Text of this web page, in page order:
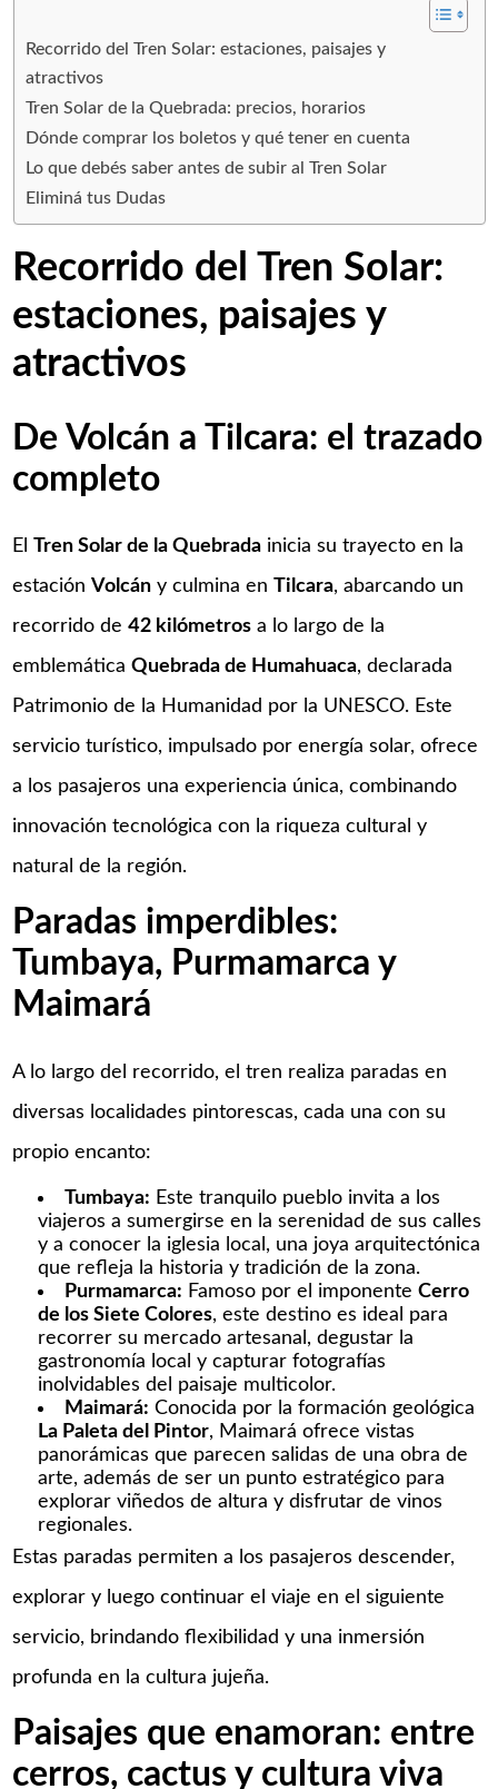
Recorrido del Tren Solar: estaciones, paisajes y
atractivos
Tren Solar de la Quebrada: precios, horarios
Dónde comprar los boletos y qué tener en cuenta
Lo que debés saber antes de subir al Tren Solar
Eliminá tus Dudas
Recorrido del Tren Solar:
estaciones, paisajes y
atractivos
De Volcán a Tilcara: el trazado
completo
El Tren Solar de la Quebrada inicia su trayecto en la
estaciónVolcán y culmina en Tilcara, abarcando un
recorrido de42 kilómetros a lo largo de la
emblemáticaQuebrada de Humahuaca, declarada
Patrimonio de la Humanidad por la UNESCO. Este
servicio turístico, impulsado por energía solar, ofrece
a los pasajeros una experiencia única, combinando
innovación tecnológica con la riqueza cultural y
natural de la región. ​
Paradas imperdibles:
Tumbaya, Purmamarca y
Maimará
A lo largo del recorrido, el tren realiza paradas en
diversas localidades pintorescas, cada una con su
propio encanto:​
Tumbaya: Este tranquilo pueblo invita a los
viajeros a sumergirse en la serenidad de sus calles
y a conocer la iglesia local, una joya arquitectónica
que refleja la historia y tradición de la zona.​
Purmamarca: Famoso por el imponente Cerro
de los Siete Colores, este destino es ideal para
recorrer su mercado artesanal, degustar la
gastronomía local y capturar fotografías
inolvidables del paisaje multicolor.​
Maimará: Conocida por la formación geológica
La Paleta del Pintor, Maimará ofrece vistas
panorámicas que parecen salidas de una obra de
arte, además de ser un punto estratégico para
explorar viñedos de altura y disfrutar de vinos
regionales.​
Estas paradas permiten a los pasajeros descender,
explorar y luego continuar el viaje en el siguiente
servicio, brindando flexibilidad y una inmersión
profunda en la cultura jujeña. ​
Paisajes que enamoran: entre
cerros, cactus y cultura viva